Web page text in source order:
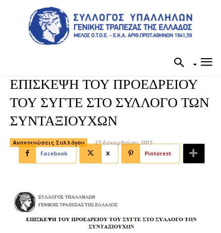
ΕΠΙΣΚΕΨΗ ΤΟΥ ΠΡΟΕΔΡΕΙΟΥ
ΤΟΥ ΣΥΓΤΕ ΣΤΟ ΣΥΛΛΟΓΟ ΤΩΝ
ΣΥΝΤΑΞΙΟΥΧΩΝ
Ανακοινώσεις Συλλόγου
27 Δεκεμβρίου, 2013
Facebook
X Pinterest